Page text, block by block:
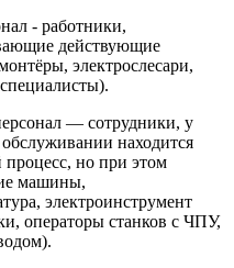
- работники,
действующие
электрослесари,
— сотрудники, у
находится
процесс, но при этом
машины,
электроинструмент
операторы станков с ЧПУ,